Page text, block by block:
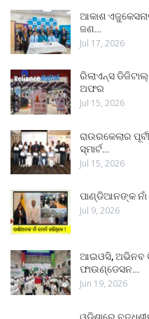
ଆକାଶ
ଜଣ…
Jul 17, 2026
ରିଲାଏନ୍ସ
ଅଫର
Jul 15, 2026
ରାଉରକେଲାର
ସ୍ମାର୍ଟ…
Jul 15, 2026
ପାଣ୍ଡିଆନଙ୍କ ନାଁ
Jul 9, 2026
ଆଇଓସି, ଅଭିନବ
ଫାଉଣ୍ଡେସନ…
Jun 19, 2026
ଓଡ଼ିଶାରେ